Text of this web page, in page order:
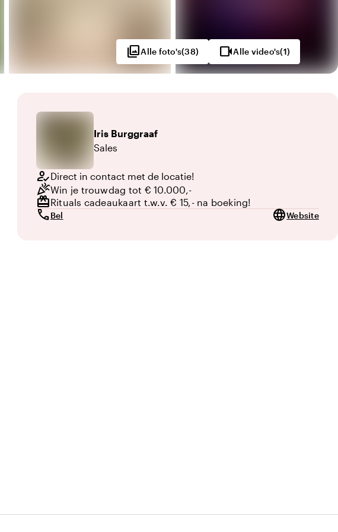
photo_libraryAlle foto's(38) videocamAlle video's(1)
van 9,2 uit 10
224 Iris Burggraaf
Sales
how_to_regDirect in contact met de locatie!
celebrationWin je trouwdag tot € 10.000,-
redeemRituals cadeaukaart t.w.v. € 15,- na boeking!
callBel languageWebsite